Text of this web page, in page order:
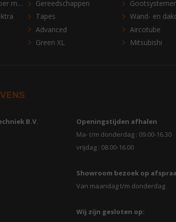
Condenswaterafvoer materialen Gereedschappen
Tapes Wand- en
Advanced Aircotube
Green XL Mitsubishi
B.V.
Openingstijden afhalen
Ma- t/m donderdag : 09.00-16.30
vrijdag : 08.00-16.00
Showroom bezoek op
Van maandag t/m donderdag
Wij zijn gesloten op: